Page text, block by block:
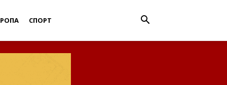
СПОРТ